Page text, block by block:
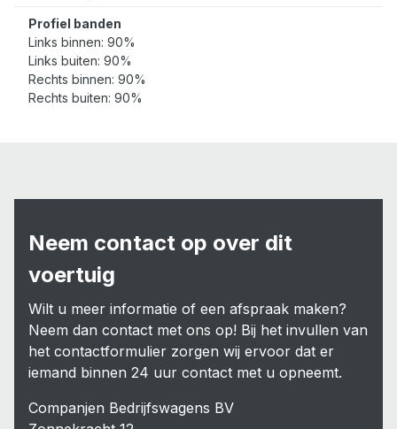
Profiel banden
Links binnen: 90%
Links buiten: 90%
Rechts binnen: 90%
Rechts buiten: 90%
Neem contact op over dit
voertuig
Wilt u meer informatie of een afspraak maken?
Neem dan contact met ons op! Bij het invullen van
het contactformulier zorgen wij ervoor dat er
iemand binnen 24 uur contact met u opneemt.
Companjen Bedrijfswagens BV